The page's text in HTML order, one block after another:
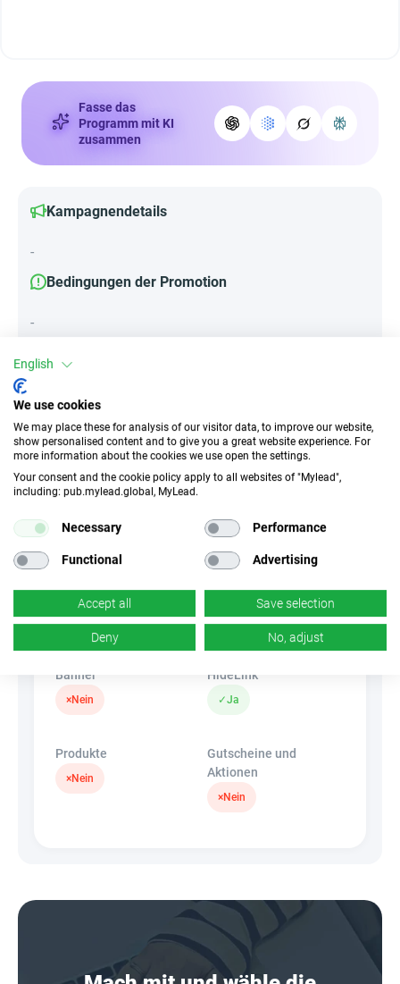
Fasse das
Programm mit KI
zusammen
Kampagnendetails
-
Bedingungen der Promotion
-
Attribute
||Geräte||
Mobile Geräte
Desktop Tablet
Unerlaubter
k.A.
k.A.
×Nein
Banner
×Nein
HideLink
✓Ja
Produkte
×Nein
Gutscheine und
Aktionen
×Nein
English
We use cookies
We may place these for analysis of our visitor data, to improve our website,
show personalised content and to give you a great website experience. For
more information about the cookies we use open the settings.
Your consent and the cookie policy apply to all websites of "Mylead",
including: pub.mylead.global, MyLead.
Necessary Performance
Functional Advertising
Accept all Save selection
Deny No, adjust